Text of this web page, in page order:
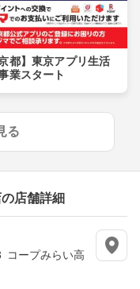
京都】東京アプリ生活
業スタート
る
店舗詳細
コープみらい高